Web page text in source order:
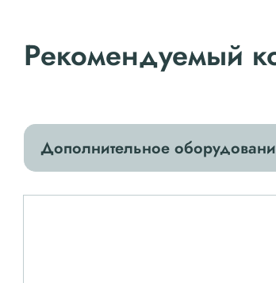
Рекомендуемый
Дополнительное